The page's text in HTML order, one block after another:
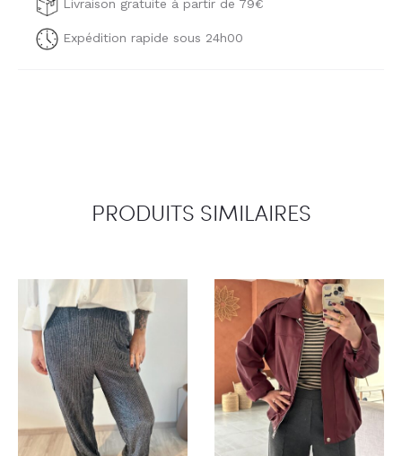
Livraison gratuite à partir de 79€
Expédition rapide sous 24h00
PRODUITS SIMILAIRES